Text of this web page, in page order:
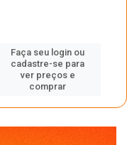
Faça seu login ou
cadastre-se para
ver preços e
comprar